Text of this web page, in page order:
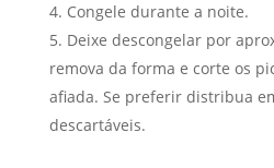
Congele durante a noite.
Deixe descongelar por
remova da forma e corte os
afiada. Se preferir distribua
descartáveis.